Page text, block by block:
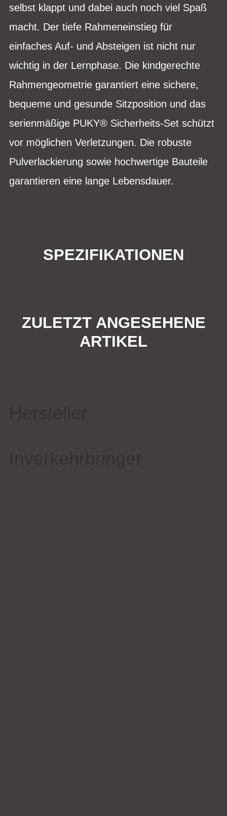
selbst klappt und dabei auch noch viel Spaß
macht. Der tiefe Rahmeneinstieg für
einfaches Auf- und Absteigen ist nicht nur
wichtig in der Lernphase. Die kindgerechte
Rahmengeometrie garantiert eine sichere,
bequeme und gesunde Sitzposition und das
serienmäßige PUKY® Sicherheits-Set schützt
vor möglichen Verletzungen. Die robuste
Pulverlackierung sowie hochwertige Bauteile
garantieren eine lange Lebensdauer.
SPEZIFIKATIONEN
ZULETZT ANGESEHENE
ARTIKEL